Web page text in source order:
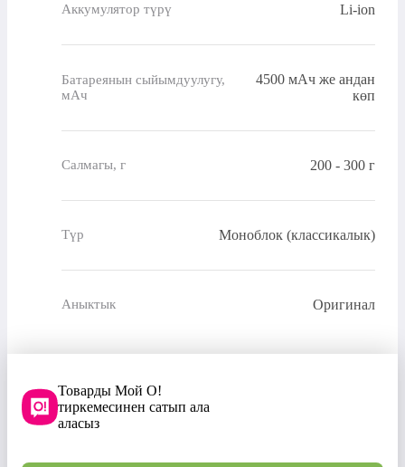
Аккумулятор түрү Li-ion
Батареянын сыйымдуулугу,
мАч
4500 мАч же андан
көп
Салмагы, г 200 - 300 г
Түр Моноблок (классикалык)
Аныктык Оригинал
Товарды Мой О!
тиркемесинен сатып ала
аласыз